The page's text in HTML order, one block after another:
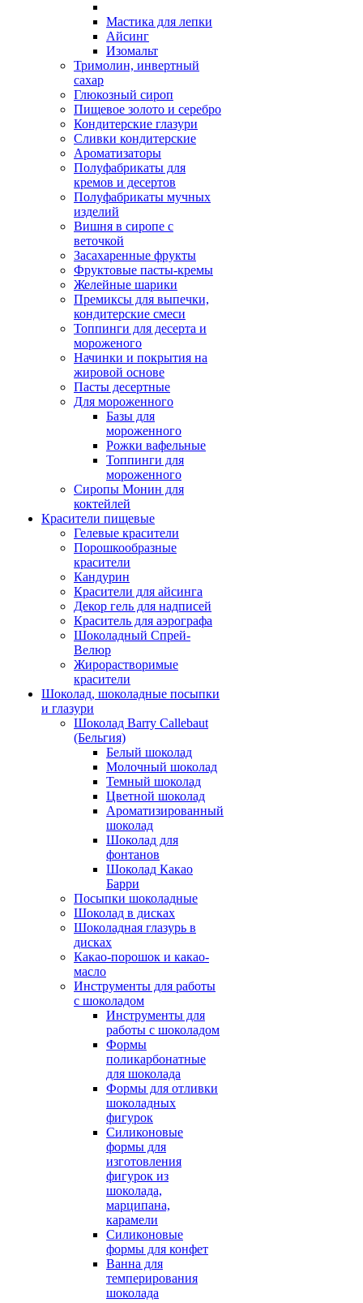
Мастика для лепки
Айсинг
Изомальт
Тримолин, инвертный
сахар
Глюкозный сироп
Пищевое золото и серебро
Кондитерские глазури
Сливки кондитерские
Ароматизаторы
Полуфабрикаты для
кремов и десертов
Полуфабрикаты мучных
изделий
Вишня в сиропе с
веточкой
Засахаренные фрукты
Фруктовые пасты-кремы
Желейные шарики
Премиксы для выпечки,
кондитерские смеси
Топпинги для десерта и
мороженого
Начинки и покрытия на
жировой основе
Пасты десертные
Для мороженного
Базы для
мороженного
Рожки вафельные
Топпинги для
мороженного
Сиропы Монин для
коктейлей
Красители пищевые
Гелевые красители
Порошкообразные
красители
Кандурин
Красители для айсинга
Декор гель для надписей
Краситель для аэрографа
Шоколадный Спрей-
Велюр
Жирорастворимые
красители
Шоколад, шоколадные посыпки
и глазури
Шоколад Barry Callebaut
(Бельгия)
Белый шоколад
Молочный шоколад
Темный шоколад
Цветной шоколад
Ароматизированный
шоколад
Шоколад для
фонтанов
Шоколад Какао
Барри
Посыпки шоколадные
Шоколад в дисках
Шоколадная глазурь в
дисках
Какао-порошок и какао-
масло
Инструменты для работы
с шоколадом
Инструменты для
работы с шоколадом
Формы
поликарбонатные
для шоколада
Формы для отливки
шоколадных
фигурок
Силиконовые
формы для
изготовления
фигурок из
шоколада,
марципана,
карамели
Силиконовые
формы для конфет
Ванна для
темперирования
шоколада